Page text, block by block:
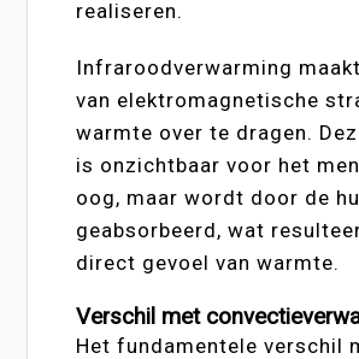
realiseren.
Infraroodverwarming
van elektromagnetische
warmte over te dragen.
is onzichtbaar voor het
oog, maar wordt door de
geabsorbeerd, wat
direct gevoel van warmte.
Verschil met
Het fundamentele verschil